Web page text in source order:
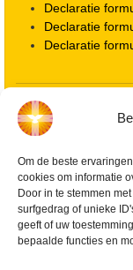
Om de beste
cookies om informatie
Door in te stemmen
surfgedrag of unieke
geeft of uw
bepaalde functies en
Declaratie
Declaratie
Declaratie
Locatie kerk
ANBI
Vrienden van
Info Kerkelijke
Beleid Veilige
Privacy